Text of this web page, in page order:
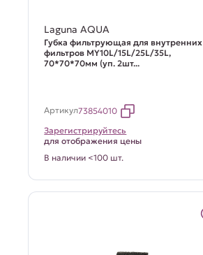
Laguna AQUA
Губка фильтрующая для внутренних
фильтров MY10L/15L/25L/35L,
70*70*70мм (уп. 2шт...
Артикул73854010
Зарегистрируйтесь
для отображения цены
В наличии <100 шт.